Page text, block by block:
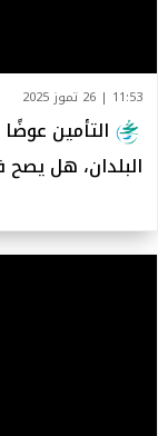
11:53 | 26 تموز 2025
التأمين
البلدان، هل يصح